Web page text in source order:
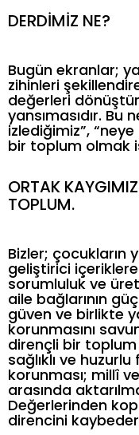
DERDİMİZ NE?
Bugün ekranlar;
zihinleri
değerleri
yansımasıdır. Bu
izlediğimiz”, “neye
bir toplum olmak
ORTAK
TOPLUM.
Bizler; çocukların
geliştirici
sorumluluk ve
aile bağlarının
güven ve birlikte
korunmasını
dirençli bir
sağlıklı ve
korunması; millî
arasında
Değerlerinden
direncini